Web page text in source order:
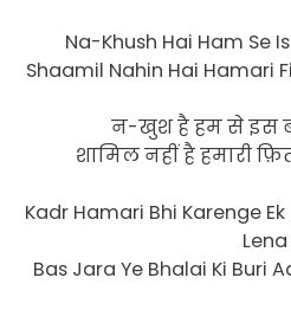
Na-Khush Hai Ham Se
Shaamil Nahin Hai Hamari
न-खुश है हम से इस
शामिल नहीं है हमारी
Kadr Hamari Bhi Karenge
Lena
Bas Jara Ye Bhalai Ki Buri